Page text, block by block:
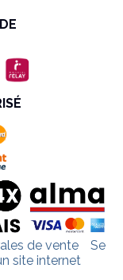
de vente
Se
site internet